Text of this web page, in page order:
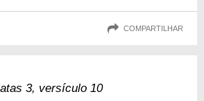
COMPARTILHAR
3, versículo 10